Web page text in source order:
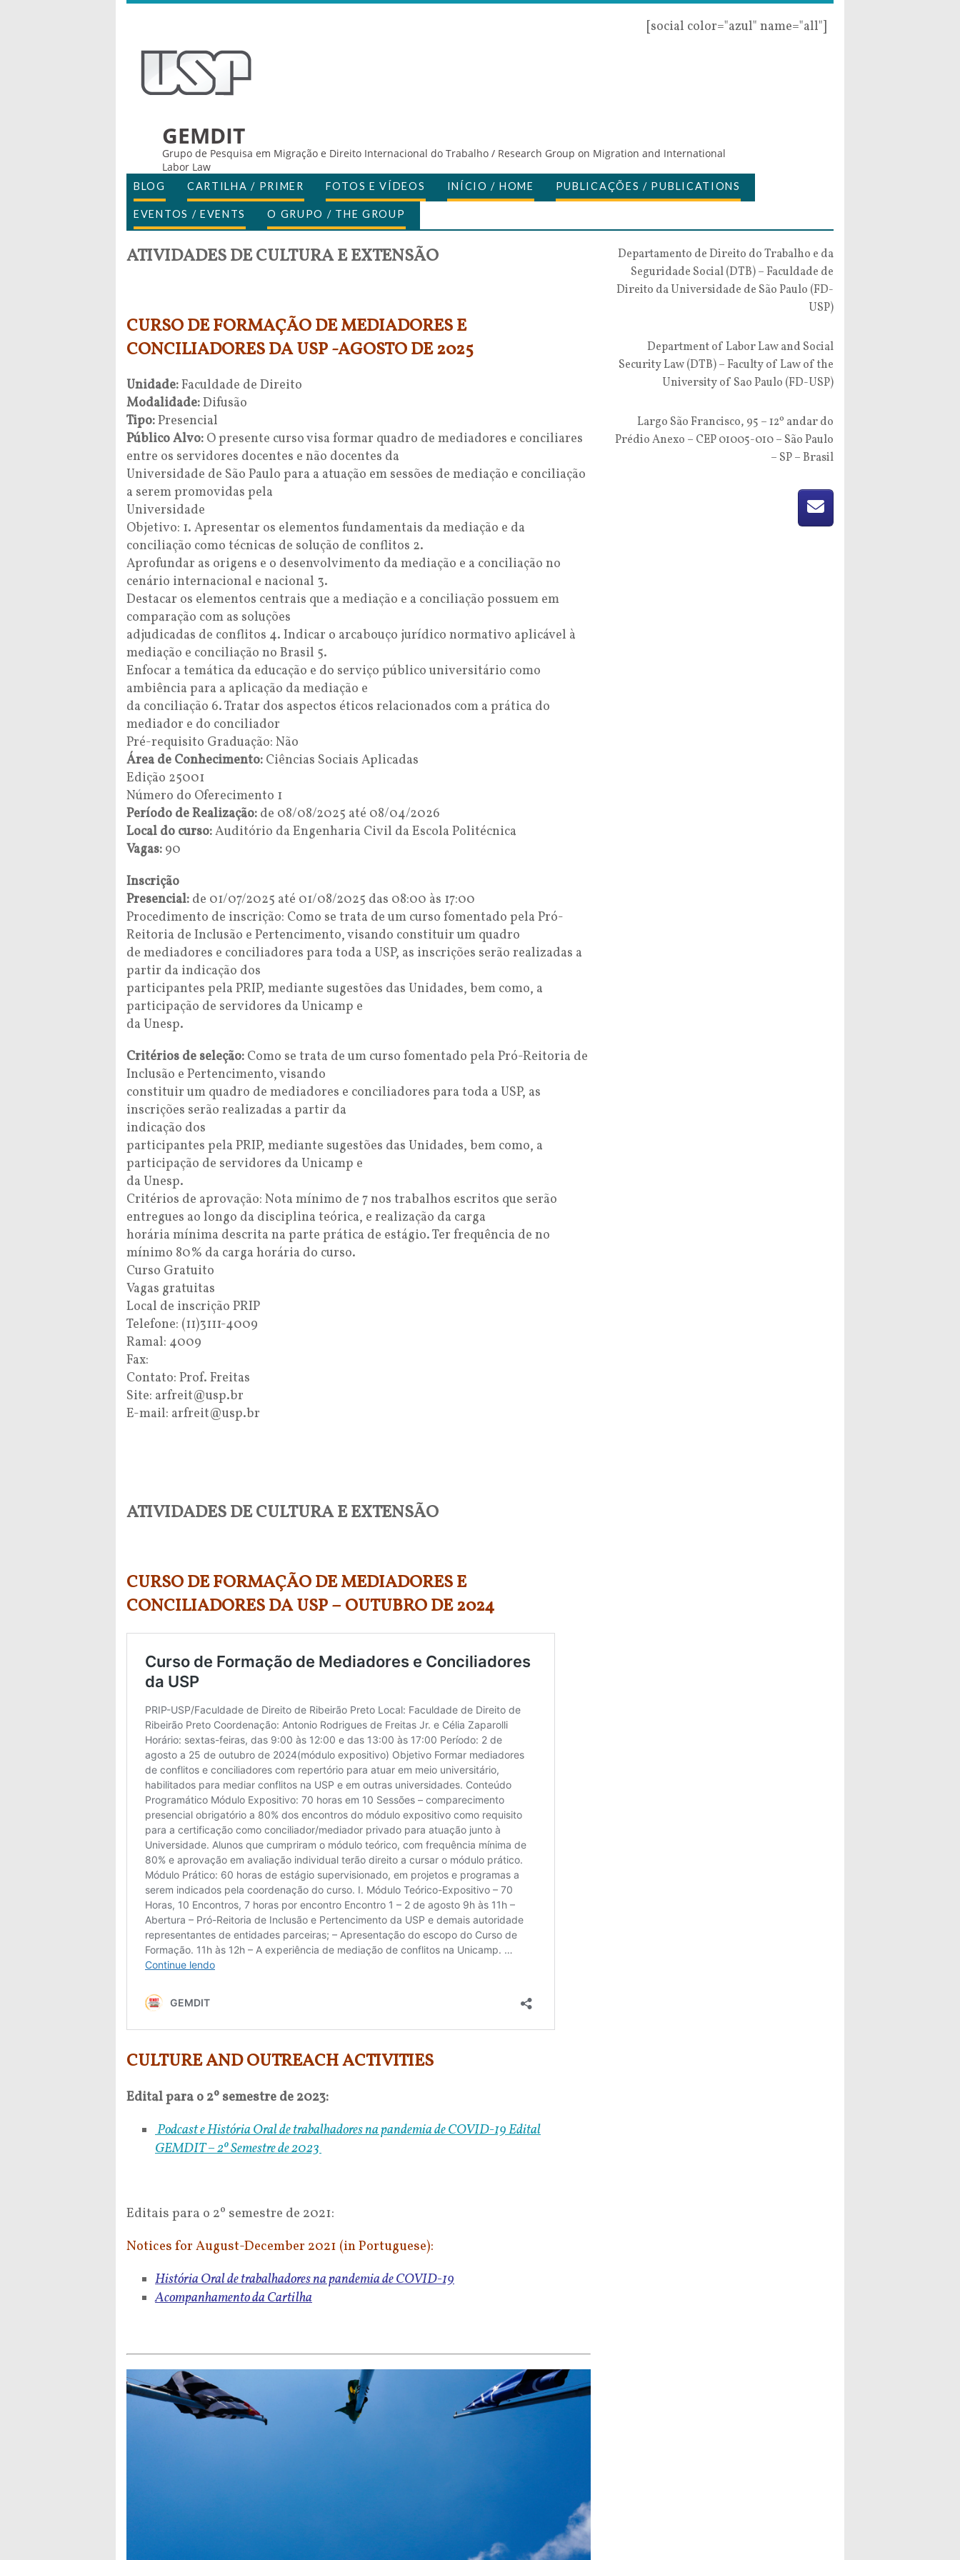
[social color="azul" name="all"]
GEMDIT
Grupo de Pesquisa em Migração e Direito Internacional do Trabalho / Research Group on Migration and International
Labor Law
BLOG CARTILHA / PRIMER FOTOS E VÍDEOS INÍCIO / HOME PUBLICAÇÕES / PUBLICATIONS
EVENTOS / EVENTS O GRUPO / THE GROUP
ATIVIDADES DE CULTURA E EXTENSÃO
CURSO DE FORMAÇÃO DE MEDIADORES E
CONCILIADORES DA USP -AGOSTO DE 2025
Unidade:Faculdade de Direito
Modalidade:Difusão
Tipo:Presencial
Público Alvo: O presente curso visa formar quadro de mediadores e conciliares
entre os servidores docentes e não docentes da
Universidade de São Paulo para a atuação em sessões de mediação e conciliação
a serem promovidas pela
Universidade
Objetivo: 1. Apresentar os elementos fundamentais da mediação e da
conciliação como técnicas de solução de conflitos 2.
Aprofundar as origens e o desenvolvimento da mediação e a conciliação no
cenário internacional e nacional 3.
Destacar os elementos centrais que a mediação e a conciliação possuem em
comparação com as soluções
adjudicadas de conflitos 4. Indicar o arcabouço jurídico normativo aplicável à
mediação e conciliação no Brasil 5.
Enfocar a temática da educação e do serviço público universitário como
ambiência para a aplicação da mediação e
da conciliação 6. Tratar dos aspectos éticos relacionados com a prática do
mediador e do conciliador
Pré-requisito Graduação: Não
Área de Conhecimento: Ciências Sociais Aplicadas
Edição 25001
Número do Oferecimento 1
Período de Realização: de 08/08/2025 até 08/04/2026
Local do curso:Auditório da Engenharia Civil da Escola Politécnica
Vagas: 90
Inscrição
Presencial: de 01/07/2025 até 01/08/2025 das 08:00 às 17:00
Procedimento de inscrição: Como se trata de um curso fomentado pela Pró-
Reitoria de Inclusão e Pertencimento, visando constituir um quadro
de mediadores e conciliadores para toda a USP, as inscrições serão realizadas a
partir da indicação dos
participantes pela PRIP, mediante sugestões das Unidades, bem como, a
participação de servidores da Unicamp e
da Unesp.
Critérios de seleção: Como se trata de um curso fomentado pela Pró-Reitoria de
Inclusão e Pertencimento, visando
constituir um quadro de mediadores e conciliadores para toda a USP, as
inscrições serão realizadas a partir da
indicação dos
participantes pela PRIP, mediante sugestões das Unidades, bem como, a
participação de servidores da Unicamp e
da Unesp.
Critérios de aprovação: Nota mínimo de 7 nos trabalhos escritos que serão
entregues ao longo da disciplina teórica, e realização da carga
horária mínima descrita na parte prática de estágio. Ter frequência de no
mínimo 80% da carga horária do curso.
Curso Gratuito
Vagas gratuitas
Local de inscrição PRIP
Telefone: (11)3111-4009
Ramal: 4009
Fax:
Contato: Prof. Freitas
Site: arfreit@usp.br
E-mail: arfreit@usp.br
ATIVIDADES DE CULTURA E EXTENSÃO
CURSO DE FORMAÇÃO DE MEDIADORES E
CONCILIADORES DA USP – OUTUBRO DE 2024
CULTURE AND OUTREACH ACTIVITIES
Edital para o 2º semestre de 2023:
Podcast e História Oral de trabalhadores na pandemia de COVID-19Edital
GEMDIT – 2º Semestre de 2023
Editais para o 2º semestre de 2021:
Notices for August-December 2021 (in Portuguese):
História Oral de trabalhadores na pandemia de COVID-19
Acompanhamento da Cartilha
Departamento de Direito do Trabalho e da
Seguridade Social (DTB) – Faculdade de
Direito da Universidade de São Paulo (FD-
USP)
Department of Labor Law and Social
Security Law (DTB) – Faculty of Law of the
University of Sao Paulo (FD-USP)
Largo São Francisco, 95 – 12º andar do
Prédio Anexo – CEP 01005-010 – São Paulo
– SP – Brasil